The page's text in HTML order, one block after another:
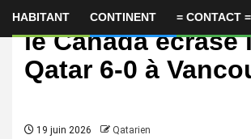
HABITANT CONTINENT = CONTACT =
Coupe du monde
le Canada écrase
Qatar 6-0 à
19 juin 2026 Qatarien